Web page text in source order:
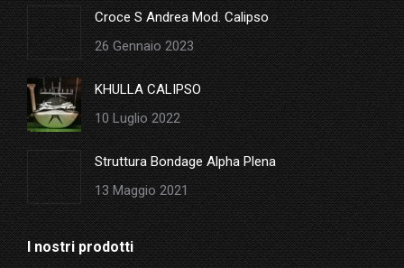
Croce S Andrea Mod. Calipso
26 Gennaio 2023
KHULLA CALIPSO
10 Luglio 2022
Struttura Bondage Alpha Plena
13 Maggio 2021
I nostri prodotti